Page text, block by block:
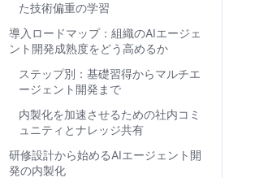
た技術偏重の学習
導入ロードマップ：組織のAIエージェ
ント開発成熟度をどう高めるか
ステップ別：基礎習得からマルチエ
ージェント開発まで
内製化を加速させるための社内コミ
ュニティとナレッジ共有
研修設計から始めるAIエージェント開
発の内製化